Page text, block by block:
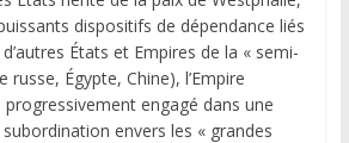
dispositifs de dépendance liés
États et Empires de la « semi-
russe, Égypte, Chine), l’Empire
engagé dans une
envers les « grandes